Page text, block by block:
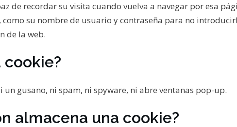
de recordar su visita cuando vuelva a navegar por esa
su nombre de usuario y contraseña para no
de la web.
cookie?
un gusano, ni spam, ni spyware, ni abre ventanas pop-up.
almacena una cookie?